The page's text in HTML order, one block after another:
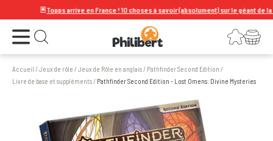
Topps arrive en France ! 10 choses à savoir (absolument) sur le géant de la
Ouvrir le menu Ouvrir la recherche Connexion
Votre panier
Accueil /Jeux de rôle /Jeux de Rôle en anglais/ Pathfinder Second Edition /
Livre de base et suppléments/ Pathfinder Second Edition - Lost Omens: Divine Mysteries